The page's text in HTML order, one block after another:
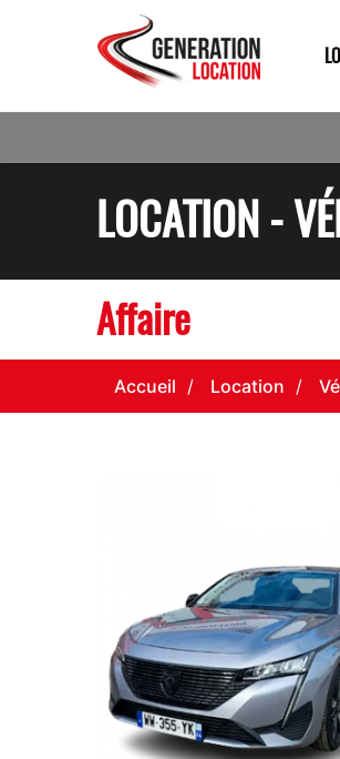
LOCATION -
Affaire
Accueil Location